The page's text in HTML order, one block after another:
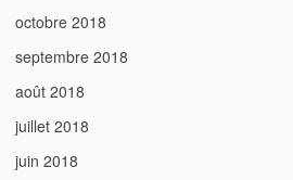
octobre 2018
septembre 2018
août 2018
juillet 2018
juin 2018